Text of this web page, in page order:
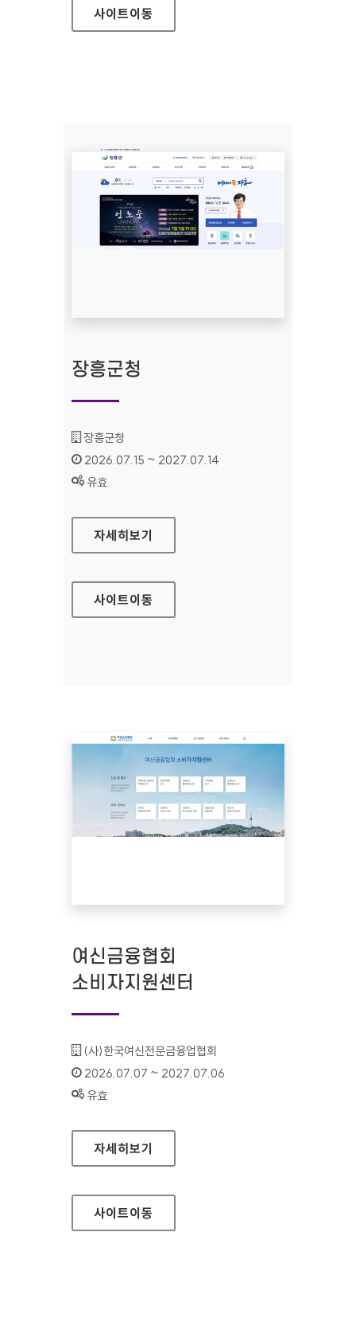
사이트이동
장흥군청
기관명 :
장흥군청
인증기간 :
2026.07.15 ~ 2027.07.14
상태 :
유효
장흥군청
자세히보기
사이트이동
여신금융협회
소비자지원센터
기관명 :
(사)한국여신전문금융업협회
인증기간 :
2026.07.07 ~ 2027.07.06
상태 :
유효
여신금융협회 소비자지원센터
자세히보기
사이트이동